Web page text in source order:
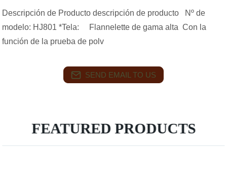
Descripción de Producto descripción de producto Nº de
modelo: HJ801 *Tela: Flannelette de gama alta Con la
función de la prueba de polv
SEND EMAIL TO US
FEATURED PRODUCTS